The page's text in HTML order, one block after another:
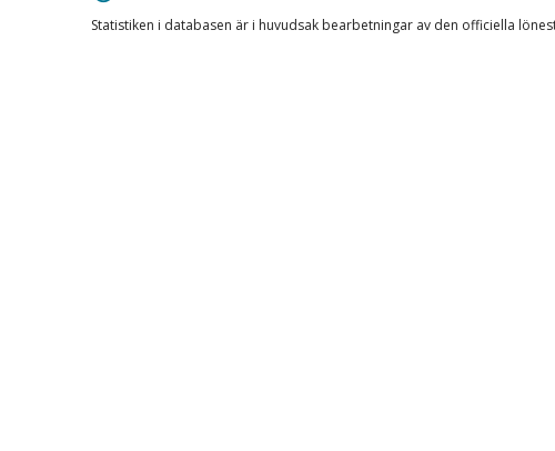
Statistiken i databasen är i huvudsak bearbetningar av den officiella